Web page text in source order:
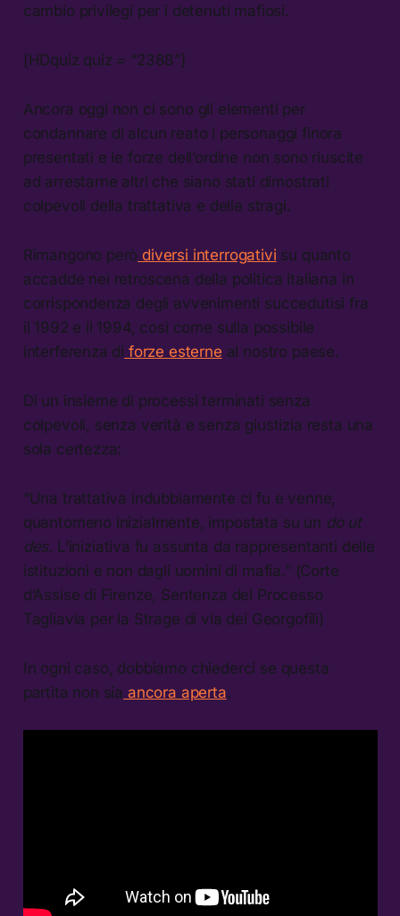
cambio privilegi per i detenuti mafiosi.
[HDquiz quiz = “2388”]
Ancora oggi non ci sono gli elementi per
condannare di alcun reato i personaggi finora
presentati e le forze dell’ordine non sono riuscite
ad arrestarne altri che siano stati dimostrati
colpevoli della trattativa e delle stragi.
Rimangono però diversi interrogativi su quanto
accadde nei retroscena della politica italiana in
corrispondenza degli avvenimenti succedutisi fra
il 1992 e il 1994, così come sulla possibile
interferenza di forze esterne al nostro paese.
Di un insieme di processi terminati senza
colpevoli, senza verità e senza giustizia resta una
sola certezza:
“Una trattativa indubbiamente ci fu e venne,
quantomeno inizialmente, impostata su un do ut
des. L’iniziativa fu assunta da rappresentanti delle
istituzioni e non dagli uomini di mafia.” (Corte
d’Assise di Firenze, Sentenza del Processo
Tagliavia per la Strage di via dei Georgofili)
In ogni caso, dobbiamo chiederci se questa
partita non sia ancora aperta.